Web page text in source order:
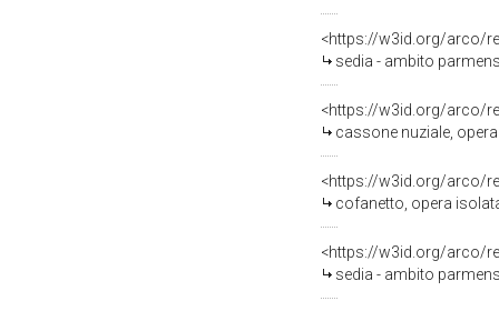
<https://w3id.org/arco/
sedia - ambito
<https://w3id.org/arco/
cassone nuziale,
<https://w3id.org/arco/
cofanetto, opera
<https://w3id.org/arco/
sedia - ambito